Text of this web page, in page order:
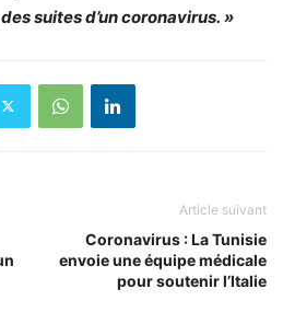
suites d’un coronavirus. »
Article suivant
Coronavirus : La Tunisie
envoie une équipe médicale
pour soutenir l’Italie